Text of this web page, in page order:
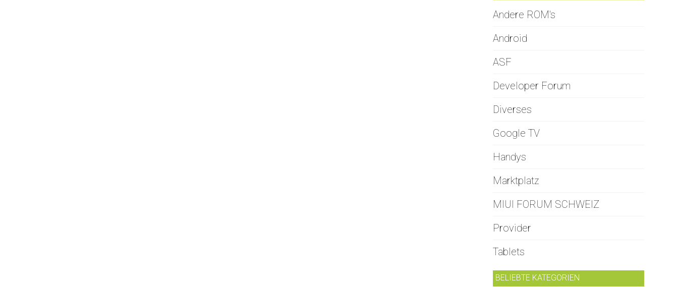
Andere ROM's
Android
ASF
Developer Forum
Diverses
Google TV
Handys
Marktplatz
MIUI FORUM SCHWEIZ
Provider
Tablets
BELIEBTE KATEGORIEN